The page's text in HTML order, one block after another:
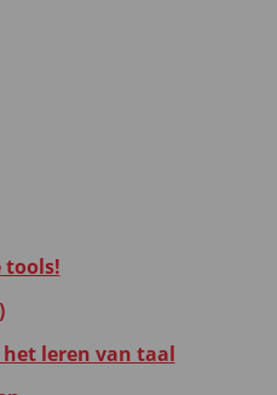
tools!
leren van taal